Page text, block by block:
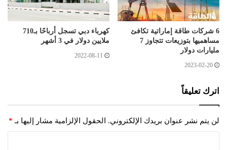
6 شركات طاقة إماراتية تكافئ
مساهميها بتوزيعات تتجاوز 7
مليارات دولار
2023-02-20
كهرباء دبي تسجل أرباحًا بـ710
ملايين دولار في 3 أشهر
2022-08-11
اترك تعليقاً
لن يتم نشر عنوان بريدك الإلكتروني. الحقول الإلزامية مشار إليها بـ *